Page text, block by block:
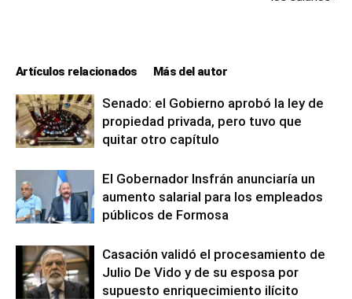
Artículos relacionados Más del autor
Senado: el Gobierno aprobó la ley de
propiedad privada, pero tuvo que
quitar otro capítulo
El Gobernador Insfrán anunciaría un
aumento salarial para los empleados
públicos de Formosa
Casación validó el procesamiento de
Julio De Vido y de su esposa por
supuesto enriquecimiento ilícito